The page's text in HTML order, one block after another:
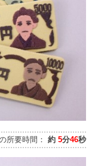
所要時間： 約 5分46秒